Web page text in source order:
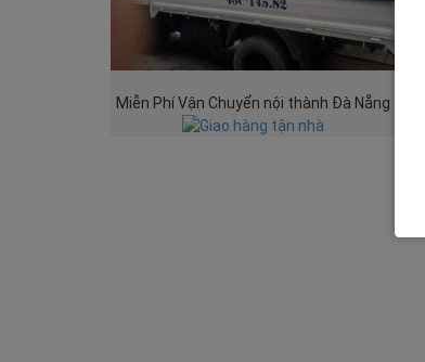
Miễn Phí Vận Chuyển nội thành Đà Nẵng